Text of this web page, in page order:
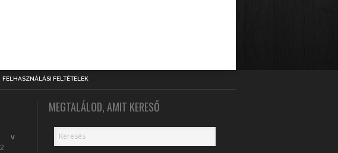
FELHASZNÁLÁSI FELTÉTELEK
v
2
MEGTALÁLOD, AMIT KERESŐ